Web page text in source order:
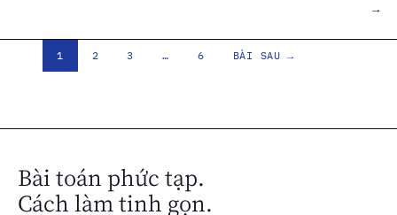
→
1 2 3 … 6 BÀI SAU →
Bài toán phức tạp.
Cách làm tinh gọn.